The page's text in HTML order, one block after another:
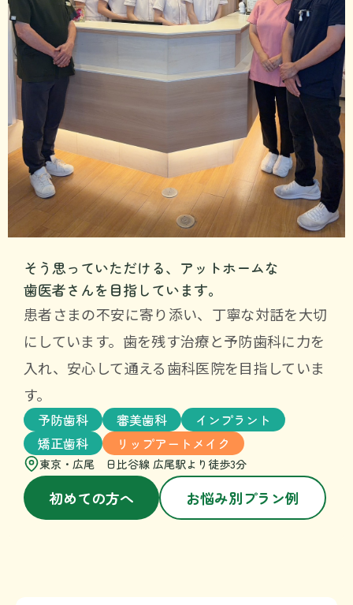
そう思っていただける、アットホームな
歯医者さんを目指しています。
患者さまの不安に寄り添い、丁寧な対話を大切
にしています。歯を残す治療と予防歯科に力を
入れ、安心して通える歯科医院を目指していま
す。
予防歯科 審美歯科
インプラント
矯正歯科
リップアートメイク
東京・広尾 日比谷線 広尾駅より徒歩3分
初めての方へ お悩み別プラン例